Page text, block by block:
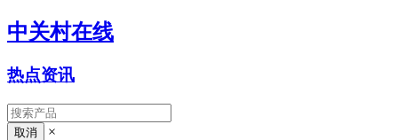
中关村在线
热点资讯
×